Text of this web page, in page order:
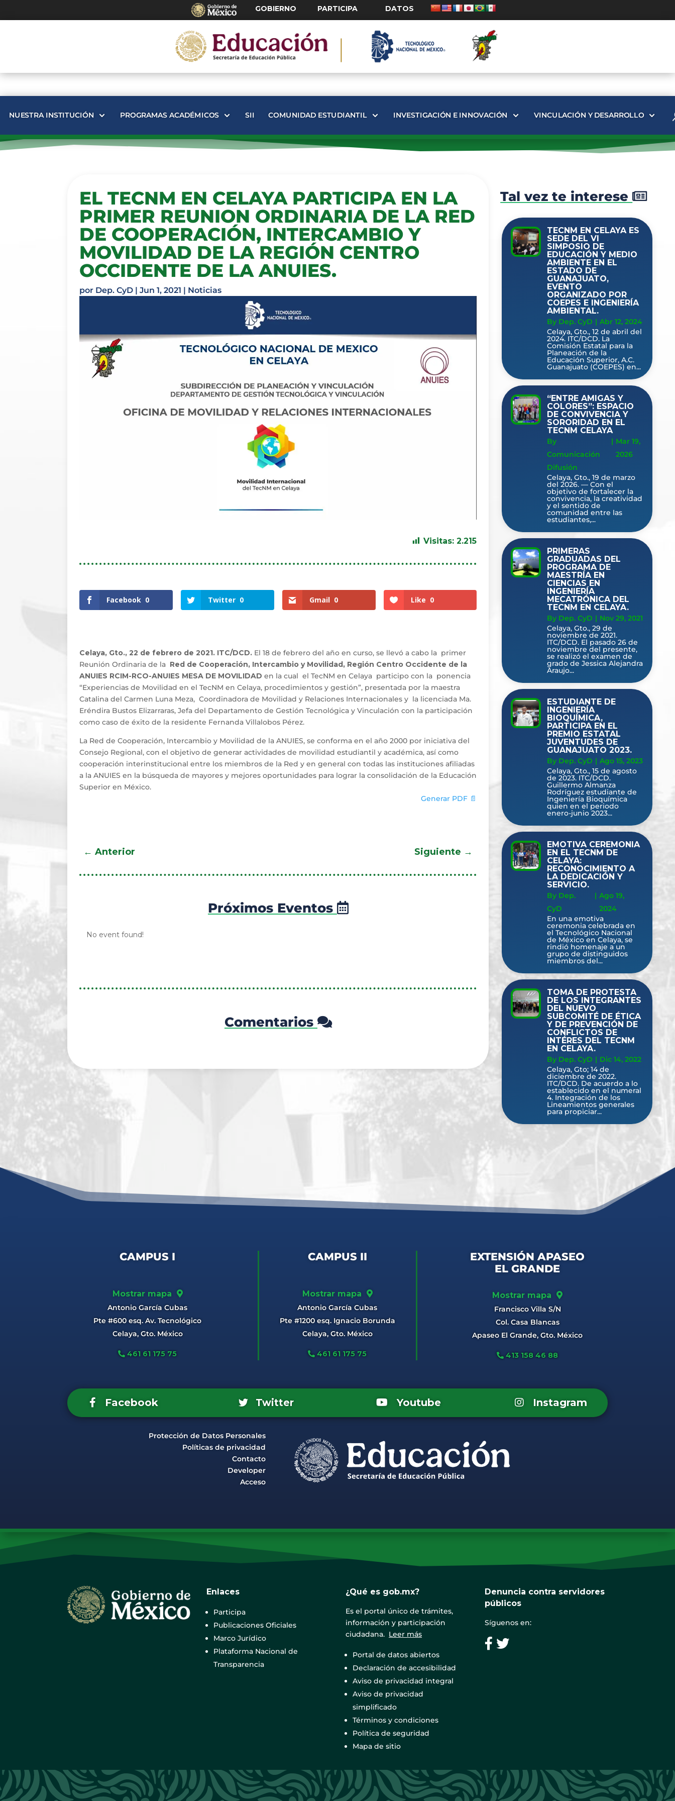
GOBIERNO PARTICIPA DATOS
NUESTRA INSTITUCIÓN PROGRAMAS ACADÉMICOS SII COMUNIDAD ESTUDIANTIL INVESTIGACIÓN E INNOVACIÓN VINCULACIÓN Y DESARROLLO
EL TECNM EN CELAYA PARTICIPA EN LA
PRIMER REUNION ORDINARIA DE LA RED
DE COOPERACIÓN, INTERCAMBIO Y
MOVILIDAD DE LA REGIÓN CENTRO
OCCIDENTE DE LA ANUIES.
por Dep. CyD |Jun 1, 2021 | Noticias
Visitas: 2.215
Facebook 0 Twitter 0 Gmail 0 Like 0
Celaya, Gto., 22 de febrero de 2021. ITC/DCD. El 18 de febrero del año en curso, se llevó a cabo la primer
Reunión Ordinaria de la Red de Cooperación, Intercambio y Movilidad, Región Centro Occidente de la
ANUIES RCIM-RCO-ANUIES MESA DE MOVILIDADen la cual el TecNM en Celaya participo con la ponencia
“Experiencias de Movilidad en el TecNM en Celaya, procedimientos y gestión”, presentada por la maestra
Catalina del Carmen Luna Meza, Coordinadora de Movilidad y Relaciones Internacionales y la licenciada Ma.
Eréndira Bustos Elizarraras, Jefa del Departamento de Gestión Tecnológica y Vinculación con la participación
como caso de éxito de la residente Fernanda Villalobos Pérez.
La Red de Cooperación, Intercambio y Movilidad de la ANUIES, se conforma en el año 2000 por iniciativa del
Consejo Regional, con el objetivo de generar actividades de movilidad estudiantil y académica, así como
cooperación interinstitucional entre los miembros de la Red y en general con todas las instituciones afiliadas
a la ANUIES en la búsqueda de mayores y mejores oportunidades para lograr la consolidación de la Educación
Superior en México.
Generar PDF 📄
←Anterior Siguiente →
Próximos Eventos
No event found!
Comentarios
Tal vez te interese
TECNM EN CELAYA ES
SEDE DEL VI
SIMPOSIO DE
EDUCACIÓN Y MEDIO
AMBIENTE EN EL
ESTADO DE
GUANAJUATO,
EVENTO
ORGANIZADO POR
COEPES E INGENIERÍA
AMBIENTAL.
By Dep. CyD | Abr 12, 2024
Celaya, Gto., 12 de abril del
2024. ITC/DCD. La
Comisión Estatal para la
Planeación de la
Educación Superior, A.C.
Guanajuato (COEPES) en...
“ENTRE AMIGAS Y
COLORES”: ESPACIO
DE CONVIVENCIA Y
SORORIDAD EN EL
TECNM CELAYA
By
Comunicación
Difusión
| Mar 19,
2026
Celaya, Gto., 19 de marzo
del 2026. — Con el
objetivo de fortalecer la
convivencia, la creatividad
y el sentido de
comunidad entre las
estudiantes,...
PRIMERAS
GRADUADAS DEL
PROGRAMA DE
MAESTRÍA EN
CIENCIAS EN
INGENIERÍA
MECATRÓNICA DEL
TECNM EN CELAYA.
By Dep. CyD | Nov 29, 2021
Celaya, Gto., 29 de
noviembre de 2021.
ITC/DCD. El pasado 26 de
noviembre del presente,
se realizó el examen de
grado de Jessica Alejandra
Araujo...
ESTUDIANTE DE
INGENIERÍA
BIOQUÍMICA,
PARTICIPA EN EL
PREMIO ESTATAL
JUVENTUDES DE
GUANAJUATO 2023.
By Dep. CyD | Ago 15, 2023
Celaya, Gto., 15 de agosto
de 2023. ITC/DCD.
Guillermo Almanza
Rodríguez estudiante de
Ingeniería Bioquímica
quien en el periodo
enero-junio 2023...
EMOTIVA CEREMONIA
EN EL TECNM DE
CELAYA:
RECONOCIMIENTO A
LA DEDICACIÓN Y
SERVICIO.
By Dep.
CyD
| Ago 19,
2024
En una emotiva
ceremonia celebrada en
el Tecnológico Nacional
de México en Celaya, se
rindió homenaje a un
grupo de distinguidos
miembros del...
TOMA DE PROTESTA
DE LOS INTEGRANTES
DEL NUEVO
SUBCOMITÉ DE ÉTICA
Y DE PREVENCIÓN DE
CONFLICTOS DE
INTÉRES DEL TECNM
EN CELAYA.
By Dep. CyD | Dic 14, 2022
Celaya, Gto; 14 de
diciembre de 2022.
ITC/DCD. De acuerdo a lo
establecido en el numeral
4. Integración de los
Lineamientos generales
para propiciar...
CAMPUS I
Mostrar mapa
Antonio García Cubas
Pte #600 esq. Av. Tecnológico
Celaya, Gto. México
461 61 175 75
CAMPUS II
Mostrar mapa
Antonio García Cubas
Pte #1200 esq. Ignacio Borunda
Celaya, Gto. México
461 61 175 75
EXTENSIÓN APASEO
EL GRANDE
Mostrar mapa
Francisco Villa S/N
Col. Casa Blancas
Apaseo El Grande, Gto. México
413 158 46 88
Facebook Twitter Youtube Instagram
Protección de Datos Personales
Políticas de privacidad
Contacto
Developer
Acceso
Enlaces
Participa
Publicaciones Oficiales
Marco Jurídico
Plataforma Nacional de
Transparencia
¿Qué es gob.mx?
Es el portal único de trámites,
información y participación
ciudadana. Leer más
Portal de datos abiertos
Declaración de accesibilidad
Aviso de privacidad integral
Aviso de privacidad
simplificado
Términos y condiciones
Política de seguridad
Mapa de sitio
Denuncia contra servidores
públicos
Síguenos en: